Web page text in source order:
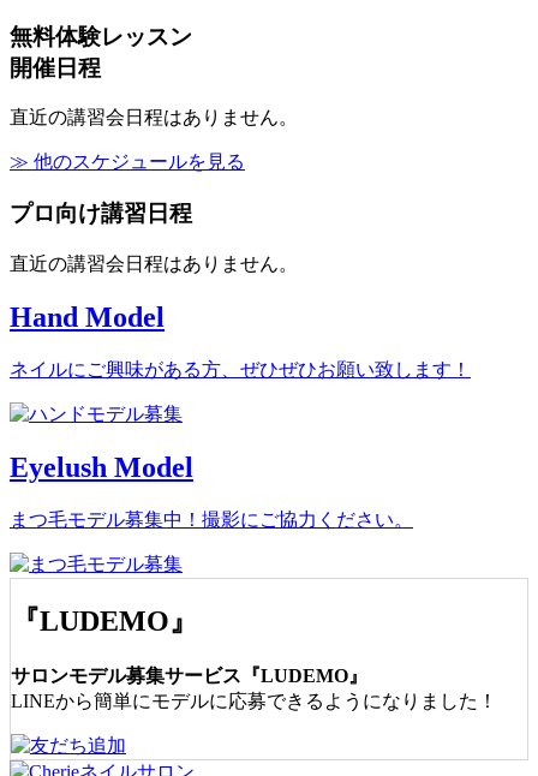
無料体験レッスン
開催日程
直近の講習会日程はありません。
≫ 他のスケジュールを見る
プロ向け講習日程
直近の講習会日程はありません。
Hand Model
ネイルにご興味がある方、ぜひぜひお願い致します！
Eyelush Model
まつ毛モデル募集中！撮影にご協力ください。
『LUDEMO』
サロンモデル募集サービス『LUDEMO』
LINEから簡単にモデルに応募できるようになりました！